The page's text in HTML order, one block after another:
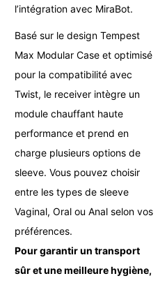
l’intégration avec MiraBot.
Basé sur le design Tempest
Max Modular Case et optimisé
pour la compatibilité avec
Twist, le receiver intègre un
module chauffant haute
performance et prend en
charge plusieurs options de
sleeve. Vous pouvez choisir
entre les types de sleeve
Vaginal, Oral ou Anal selon vos
préférences.
Pour garantir un transport
sûr et une meilleure hygiène,